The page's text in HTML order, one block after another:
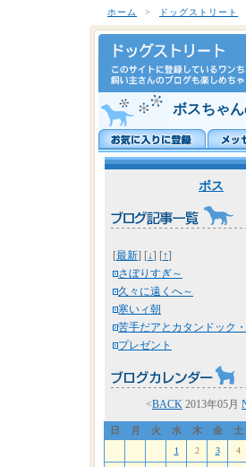
ホーム > ドッグストリート
ボスちゃ
ボス
[最新] [↓] [↑]
さぼりすぎ～
久々に遠くへ～
寒いィ朝
苦手だアとカタンドック
プレゼント
<BACK 2013年05月
日 月 火 水 木 金 土
1 2 3 4